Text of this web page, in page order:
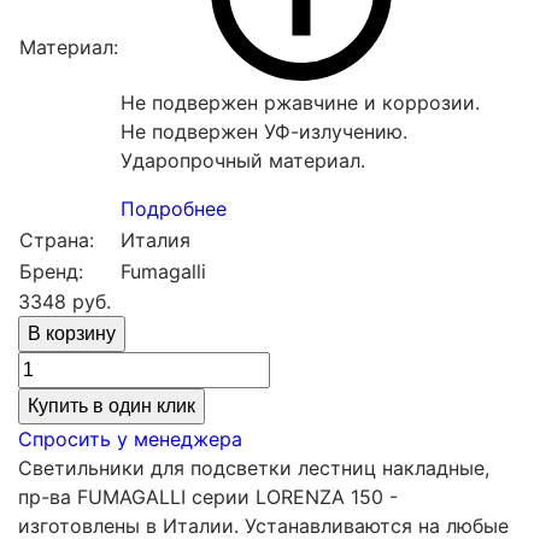
Материал:
Не подвержен ржавчине и коррозии.
Не подвержен УФ-излучению.
Ударопрочный материал.
Подробнее
Страна:
Италия
Бренд:
Fumagalli
3348 руб.
Купить в один клик
Спросить у менеджера
Светильники для подсветки лестниц накладные,
пр-ва FUMAGALLI серии LORENZA 150 -
изготовлены в Италии. Устанавливаются на любые